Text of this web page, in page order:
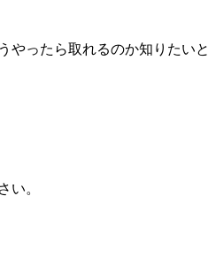
やったら取れるのか知りたいと
い。